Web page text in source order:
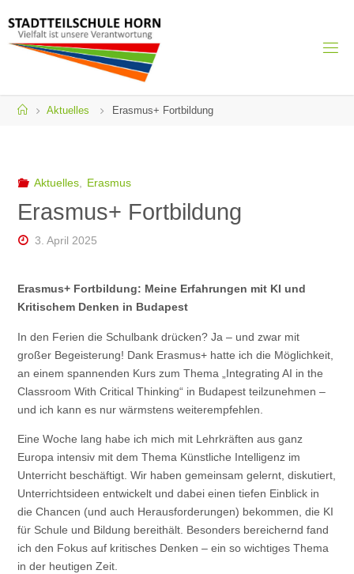
to
content
H
OR
HomeAktuelles Erasmus+ Fortbildung
Aktuelles, Erasmus
Erasmus+ Fortbildung
3. April 2025
Erasmus+ Fortbildung: Meine Erfahrungen mit KI und
Kritischem Denken in Budapest
In den Ferien die Schulbank drücken? Ja – und zwar mit
großer Begeisterung! Dank Erasmus+ hatte ich die Möglichkeit,
an einem spannenden Kurs zum Thema „Integrating AI in the
Classroom With Critical Thinking“ in Budapest teilzunehmen –
und ich kann es nur wärmstens weiterempfehlen.
Eine Woche lang habe ich mich mit Lehrkräften aus ganz
Europa intensiv mit dem Thema Künstliche Intelligenz im
Unterricht beschäftigt. Wir haben gemeinsam gelernt, diskutiert,
Unterrichtsideen entwickelt und dabei einen tiefen Einblick in
die Chancen (und auch Herausforderungen) bekommen, die KI
für Schule und Bildung bereithält. Besonders bereichernd fand
ich den Fokus auf kritisches Denken – ein so wichtiges Thema
in der heutigen Zeit.